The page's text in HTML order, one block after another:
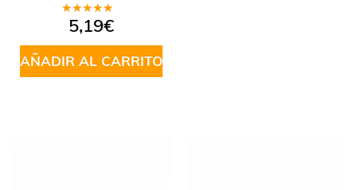
Valorado
en5.00de
5
5,19€
AÑADIR AL CARRITO